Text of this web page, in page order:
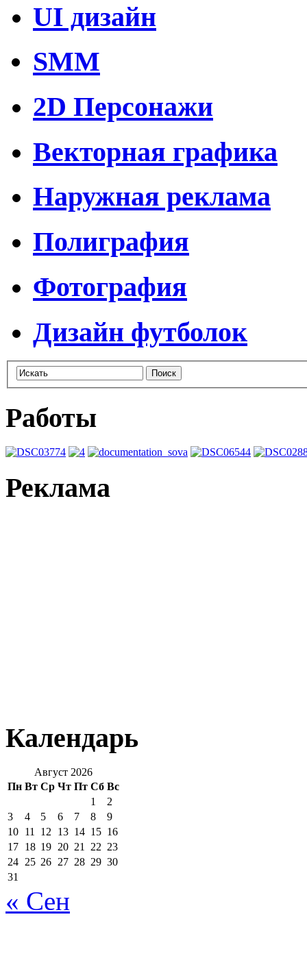
UI дизайн
SMM
2D Персонажи
Векторная графика
Наружная реклама
Полиграфия
Фотография
Дизайн футболок
Работы
Реклама
Календарь
Август 2026
Пн Вт Ср Чт Пт Сб Вс
1
2
3
4 5 6 7 8
9
10 11 12 13 14 15 16
17 18 19 20 21 22 23
24 25 26 27 28 29 30
31
« Сен